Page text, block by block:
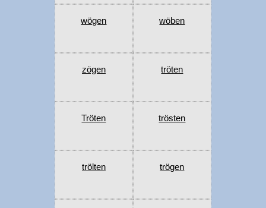
wögen wöben
zögen tröten
Tröten trösten
trölten trögen